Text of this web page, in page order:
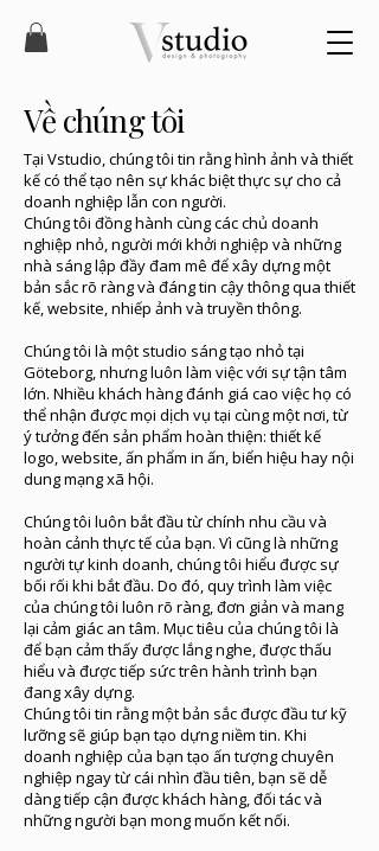
Về chúng tôi
Tại Vstudio, chúng tôi tin rằng hình ảnh và thiết
kế có thể tạo nên sự khác biệt thực sự cho cả
doanh nghiệp lẫn con người.
Chúng tôi đồng hành cùng các chủ doanh
nghiệp nhỏ, người mới khởi nghiệp và những
nhà sáng lập đầy đam mê để xây dựng một
bản sắc rõ ràng và đáng tin cậy thông qua thiết
kế, website, nhiếp ảnh và truyền thông.
Chúng tôi là một studio sáng tạo nhỏ tại
Göteborg, nhưng luôn làm việc với sự tận tâm
lớn. Nhiều khách hàng đánh giá cao việc họ có
thể nhận được mọi dịch vụ tại cùng một nơi, từ
ý tưởng đến sản phẩm hoàn thiện: thiết kế
logo, website, ấn phẩm in ấn, biển hiệu hay nội
dung mạng xã hội.
Chúng tôi luôn bắt đầu từ chính nhu cầu và
hoàn cảnh thực tế của bạn. Vì cũng là những
người tự kinh doanh, chúng tôi hiểu được sự
bối rối khi bắt đầu. Do đó, quy trình làm việc
của chúng tôi luôn rõ ràng, đơn giản và mang
lại cảm giác an tâm. Mục tiêu của chúng tôi là
để bạn cảm thấy được lắng nghe, được thấu
hiểu và được tiếp sức trên hành trình bạn
đang xây dựng.
Chúng tôi tin rằng một bản sắc được đầu tư kỹ
lưỡng sẽ giúp bạn tạo dựng niềm tin. Khi
doanh nghiệp của bạn tạo ấn tượng chuyên
nghiệp ngay từ cái nhìn đầu tiên, bạn sẽ dễ
dàng tiếp cận được khách hàng, đối tác và
những người bạn mong muốn kết nối.